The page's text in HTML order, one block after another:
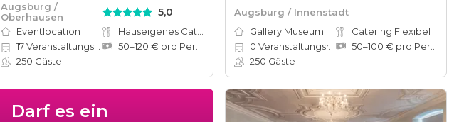
Augsburg /
Oberhausen
5,0
Eventlocation
17Veranstaltungsräume
250 Gäste
Augsburg / Innenstadt
Gallery Museum
Catering Flexibel
0 Veranstaltungsräume
250 Gäste
Darf es ein